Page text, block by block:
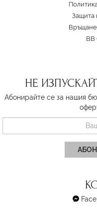
Защита
BB
НЕ
Абонирайте се за нашия